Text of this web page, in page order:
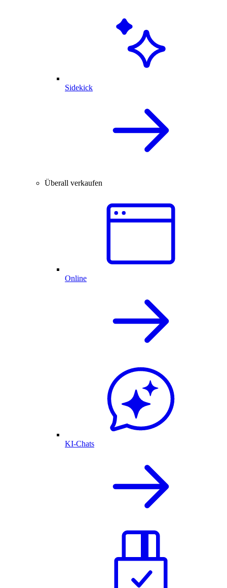
Sidekick
Überall verkaufen
Online
KI-Chats